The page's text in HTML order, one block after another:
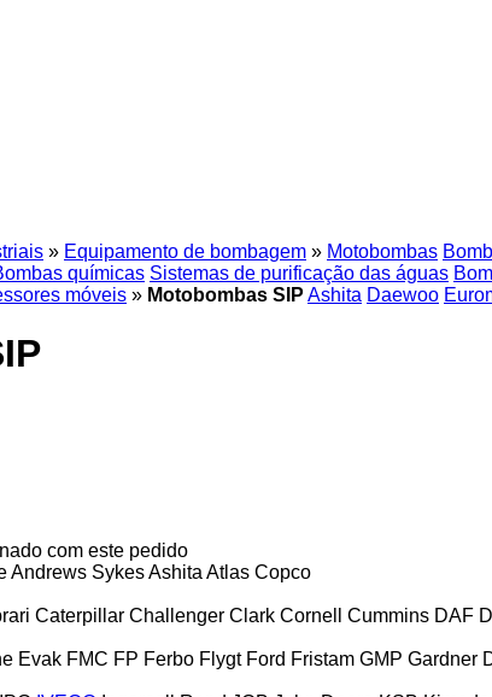
» Equipamento de bombagem » Motobombas
químicas Sistemas de purificação das águas
móveis » Motobombas SIP Ashita Daewoo
com este pedido
Andrews SykesAshita Atlas Copco
Caterpillar Challenger Clark Cornell Cummins DAF
Evak FMC FP Ferbo Flygt Ford Fristam GMP Gardner